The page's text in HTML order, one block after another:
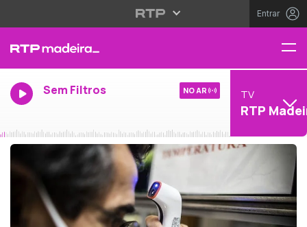
Entrar
Sem Filtros NO AR TV
RTP